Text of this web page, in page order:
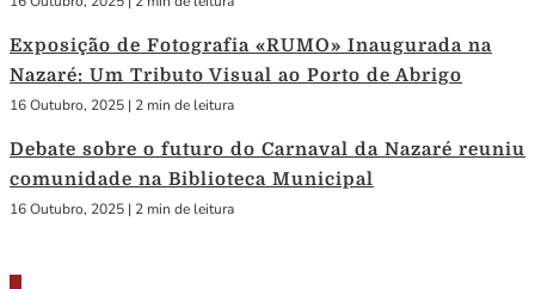
Exposição de Fotografia «RUMO» Inaugurada na
Nazaré: Um Tributo Visual ao Porto de Abrigo
16 Outubro, 2025 | 2 min de leitura
Debate sobre o futuro do Carnaval da Nazaré reuniu
comunidade na Biblioteca Municipal
16 Outubro, 2025 | 2 min de leitura